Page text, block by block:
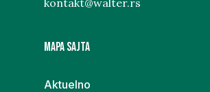
kontakt@walter.rs
MAPA SAJTA
Aktuelno